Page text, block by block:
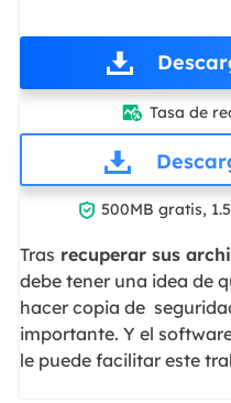
 Tasa de
 500MB gratis,
Tras recuperar sus
debe tener una idea de
hacer copia de
importante. Y el
le puede facilitar este